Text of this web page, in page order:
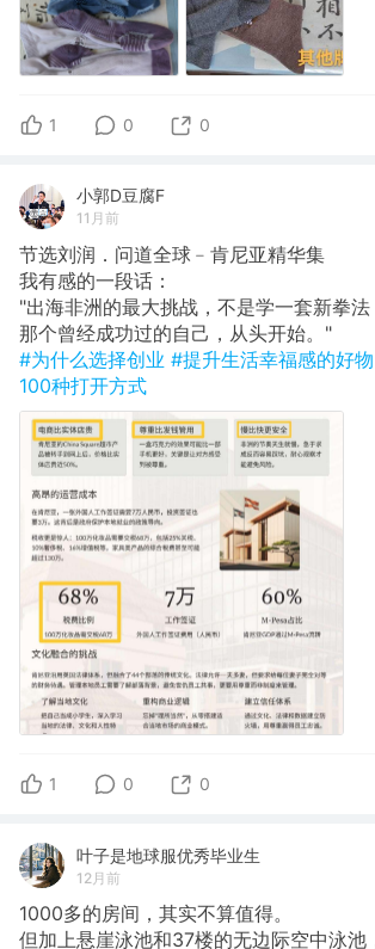
1 0 0
小郭D豆腐F
11月前
节选刘润．问道全球﹣肯尼亚精华集
​我有感的一段话：
"出海非洲的最大挑战，不是学一套新拳
那个曾经成功过的自己，从头开始。"
#为什么选择创业 #提升生活幸福感的好物
100种打开方式
1 0 0
叶子是地球服优秀毕业生
12月前
1000多的房间，其实不算值得。
但加上悬崖泳池和37楼的无边际空中泳池